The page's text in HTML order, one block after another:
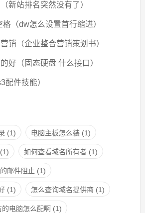
新站排名突然没有了）
（dw怎么设置首行缩进）
销（企业整合营销策划书）
好（固态硬盘 什么接口）
配件技能）
(1) 电脑主板怎么装(1)
(1) 如何查看域名所有者(1)
邮件阻止 (1)
(1) 怎么查询域名提供商 (1)
电脑怎么配啊(1)